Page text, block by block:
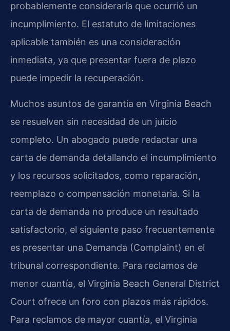
probablemente consideraría que ocurrió un
incumplimiento. El estatuto de limitaciones
aplicable también es una consideración
inmediata, ya que presentar fuera de plazo
puede impedir la recuperación.
Muchos asuntos de garantía en Virginia Beach
se resuelven sin necesidad de un juicio
completo. Un abogado puede redactar una
carta de demanda detallando el incumplimiento
y los recursos solicitados, como reparación,
reemplazo o compensación monetaria. Si la
carta de demanda no produce un resultado
satisfactorio, el siguiente paso frecuentemente
es presentar una Demanda (Complaint) en el
tribunal correspondiente. Para reclamos de
menor cuantía, el Virginia Beach General District
Court ofrece un foro con plazos más rápidos.
Para reclamos de mayor cuantía, el Virginia